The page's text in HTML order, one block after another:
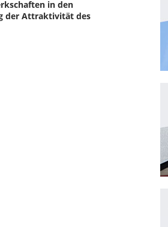
in den
der Attraktivität des